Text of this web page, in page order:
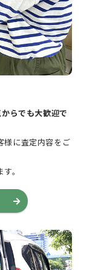
らでも大歓迎で
様に査定内容をご
。